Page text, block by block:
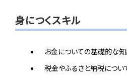
身につくスキル
お金についての基礎的な
税金やふるさと納税につい